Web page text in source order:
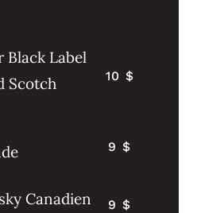
Black Label
Scotch
10 $
9 $
Canadien
9 $